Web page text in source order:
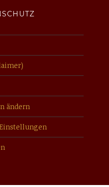
ändern